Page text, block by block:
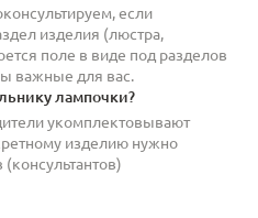
если
изделия (люстра,
поле в виде под разделов
важные для вас.
лампочки?
укомплектовывают
изделию нужно